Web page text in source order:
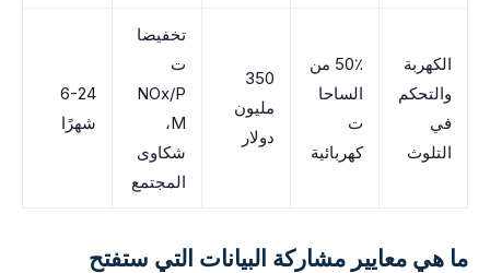
الكهربة
والتحكم
في
التلوث
50٪ من
الساحا
ت
كهربائية
350
مليون
دولار
تخفيضا
ت
NOx/P
M،
شكاوى
المجتمع
6-24
شهرًا
ما هي معايير مشاركة البيانات التي ستفتح